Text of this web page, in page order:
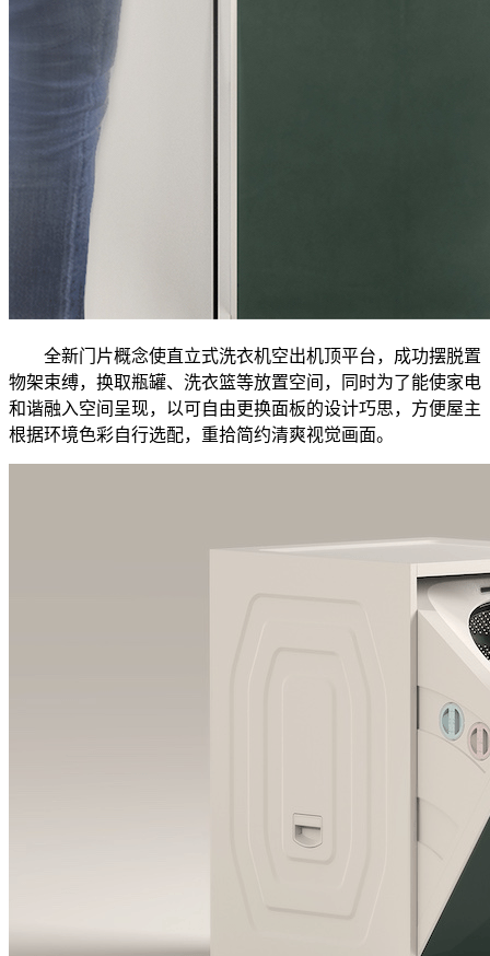
全新门片概念使直立式洗衣机空出机顶平台，成功摆脱置
物架束缚，换取瓶罐、洗衣篮等放置空间，同时为了能使家电
和谐融入空间呈现，以可自由更换面板的设计巧思，方便屋主
根据环境色彩自行选配，重拾简约清爽视觉画面。